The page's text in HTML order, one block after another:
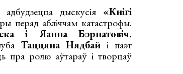
адбудзецца дыскусія «Кнігі
перад абліччам катастрофы.
і Яанна Бэрнатовіч,
Таццяна Нядбай і паэт
пра ролю аўтараў і творцаў